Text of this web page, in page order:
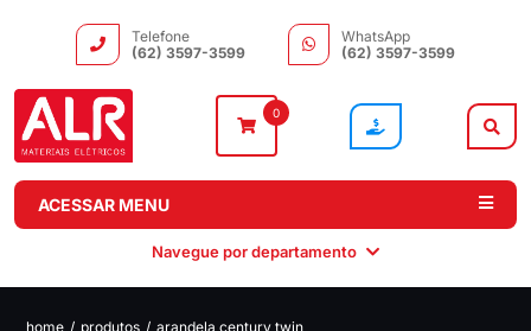
0
Telefone
(62) 3597-3599
WhatsApp
(62) 3597-3599
ACESSAR MENU
Navegue por departamento
home / produtos / arandela century twin